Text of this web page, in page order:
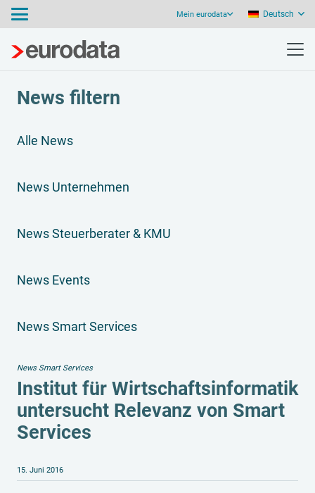
Mein eurodata Deutsch
News filtern
Alle News
News Unternehmen
News Steuerberater & KMU
News Events
News Smart Services
News Smart Services
Institut für Wirtschaftsinformatik
untersucht Relevanz von Smart
Services
15. Juni 2016